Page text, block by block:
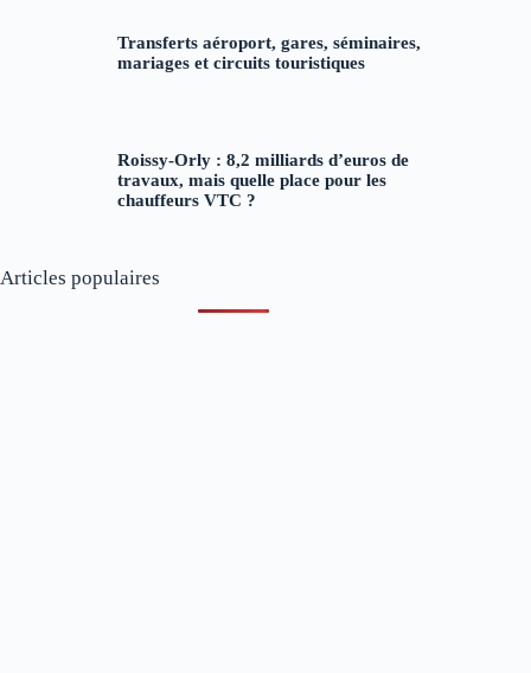
Transferts aéroport, gares, séminaires,
mariages et circuits touristiques
Roissy-Orly : 8,2 milliards d’euros de
travaux, mais quelle place pour les
chauffeurs VTC ?
Articles populaires